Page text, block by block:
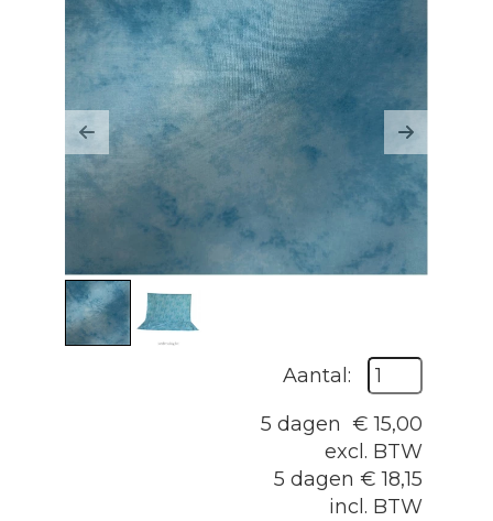
Previous Next
Aantal:
5 dagen € 15,00
excl. BTW
5 dagen € 18,15
incl. BTW